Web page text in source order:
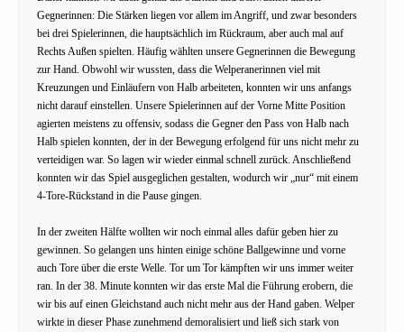
Gegnerinnen: Die Stärken liegen vor allem im Angriff, und zwar besonders
bei drei Spielerinnen, die hauptsächlich im Rückraum, aber auch mal auf
Rechts Außen spielten. Häufig wählten unsere Gegnerinnen die Bewegung
zur Hand. Obwohl wir wussten, dass die Welperanerinnen viel mit
Kreuzungen und Einläufern von Halb arbeiteten, konnten wir uns anfangs
nicht darauf einstellen. Unsere Spielerinnen auf der Vorne Mitte Position
agierten meistens zu offensiv, sodass die Gegner den Pass von Halb nach
Halb spielen konnten, der in der Bewegung erfolgend für uns nicht mehr zu
verteidigen war. So lagen wir wieder einmal schnell zurück. Anschließend
konnten wir das Spiel ausgeglichen gestalten, wodurch wir „nur“ mit einem
4-Tore-Rückstand in die Pause gingen.
In der zweiten Hälfte wollten wir noch einmal alles dafür geben hier zu
gewinnen. So gelangen uns hinten einige schöne Ballgewinne und vorne
auch Tore über die erste Welle. Tor um Tor kämpften wir uns immer weiter
ran. In der 38. Minute konnten wir das erste Mal die Führung erobern, die
wir bis auf einen Gleichstand auch nicht mehr aus der Hand gaben. Welper
wirkte in dieser Phase zunehmend demoralisiert und ließ sich stark von